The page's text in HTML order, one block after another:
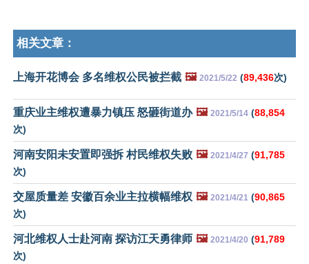
相关文章：
上海开花博会 多名维权公民被拦截 🖼️ 2021/5/22 (89,436次)
重庆业主维权遭暴力镇压 怒砸街道办 🖼️ 2021/5/14 (88,854
次)
河南安阳未安置即强拆 村民维权失败 🖼️ 2021/4/27 (91,785
次)
交屋质量差 安徽百余业主拉横幅维权 🖼️ 2021/4/21 (90,865
次)
河北维权人士赴河南 探访江天勇律师 🖼️ 2021/4/20 (91,789
次)